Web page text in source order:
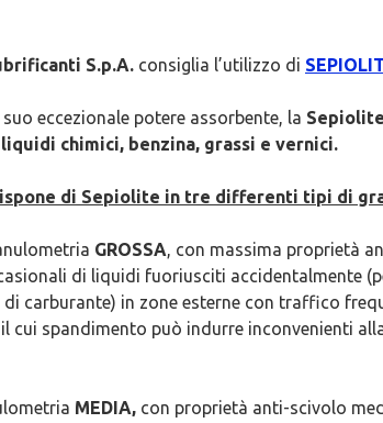
S.p.A. consiglia l’utilizzo di
eccezionale potere assorbente, la Sepiolite
chimici, benzina, grassi e vernici.
di Sepiolite in tre differenti tipi di
GROSSA, con massima proprietà
di liquidi fuoriusciti accidentalmente
carburante) in zone esterne con traffico
cui spandimento può indurre inconvenienti
MEDIA, con proprietà anti-scivolo